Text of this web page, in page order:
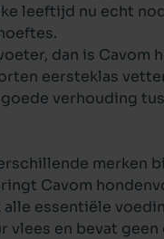
leeftijd nu echt
dan is Cavom
eersteklas
verhouding
merken
Cavom
essentiële
vlees en bevat